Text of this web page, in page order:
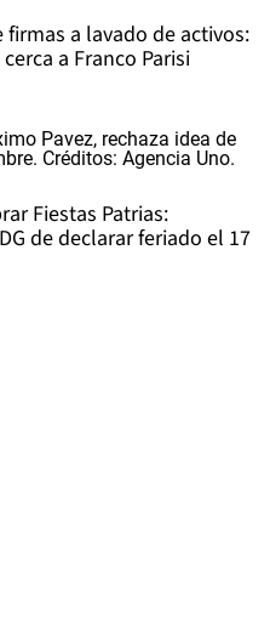
firmas a lavado de activos:
a Franco Parisi
Fiestas Patrias:
de declarar feriado el 17